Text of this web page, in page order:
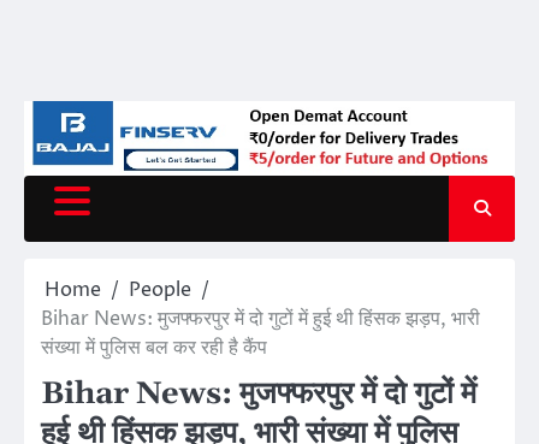
Home
People
Bihar News: मुजफ्फरपुर में दो गुटों में हुई थी हिंसक झड़प, भारी
संख्या में पुलिस बल कर रही है कैंप
Bihar News: मुजफ्फरपुर में दो गुटों में
हुई थी हिंसक झड़प, भारी संख्या में पुलिस